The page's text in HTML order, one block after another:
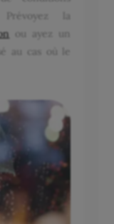
Prévoyez la
ou ayez un
au cas où le